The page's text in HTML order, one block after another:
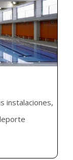
instalaciones,